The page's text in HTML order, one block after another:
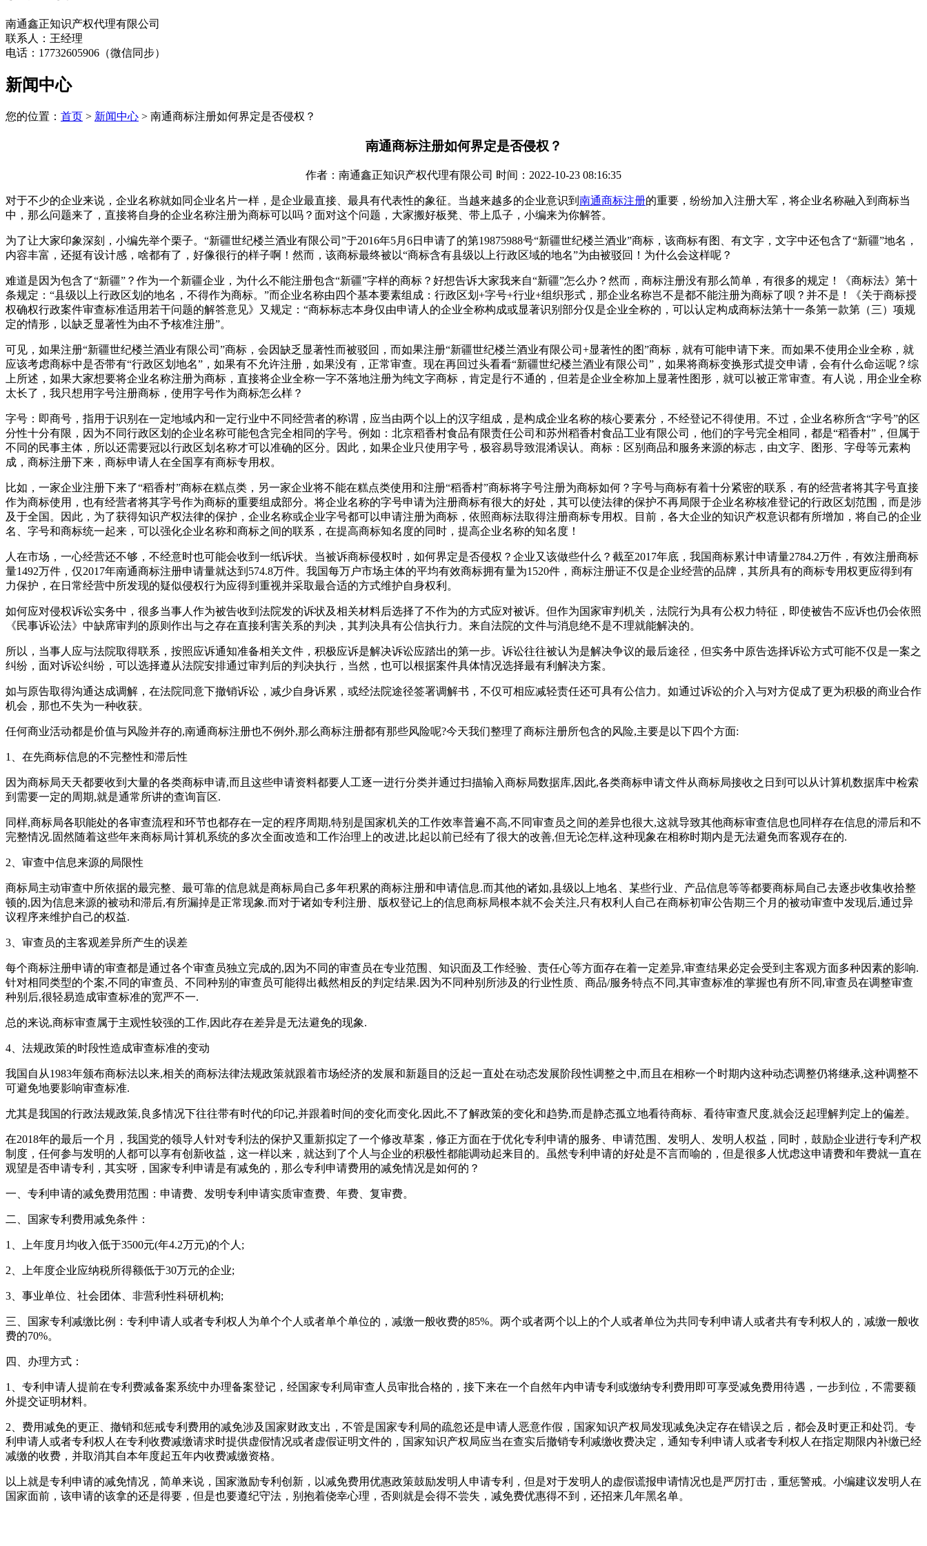
南通鑫正知识产权代理有限公司
联系人：王经理
电话：17732605906（微信同步）
新闻中心
您的位置： 首页 > 新闻中心 > 南通商标注册如何界定是否侵权？
南通商标注册如何界定是否侵权？
作者：南通鑫正知识产权代理有限公司 时间：2022-10-23 08:16:35
对于不少的企业来说，企业名称就如同企业名片一样，是企业最直接、最具有代表性的象征。当越来越多的企业意识到 南通商标注册的重要，纷纷加入注册大军，将企业名称融入到商标当
中，那么问题来了，直接将自身的企业名称注册为商标可以吗？面对这个问题，大家搬好板凳、带上瓜子，小编来为你解答。
为了让大家印象深刻，小编先举个栗子。“新疆世纪楼兰酒业有限公司”于2016年5月6日申请了的第19875988号“新疆世纪楼兰酒业”商标，该商标有图、有文字，文字中还包含了“新疆”地名，
内容丰富，还挺有设计感，啥都有了，好像很行的样子啊！然而，该商标最终被以“商标含有县级以上行政区域的地名”为由被驳回！为什么会这样呢？
难道是因为包含了“新疆”？作为一个新疆企业，为什么不能注册包含“新疆”字样的商标？好想告诉大家我来自“新疆”怎么办？然而，商标注册没有那么简单，有很多的规定！《商标法》第十
条规定：“县级以上行政区划的地名，不得作为商标。”而企业名称由四个基本要素组成：行政区划+字号+行业+组织形式，那企业名称岂不是都不能注册为商标了呗？并不是！《关于商标授
权确权行政案件审查标准适用若干问题的解答意见》又规定：“商标标志本身仅由申请人的企业全称构成或显著识别部分仅是企业全称的，可以认定构成商标法第十一条第一款第（三）项规
定的情形，以缺乏显著性为由不予核准注册”。
可见，如果注册“新疆世纪楼兰酒业有限公司”商标，会因缺乏显著性而被驳回，而如果注册“新疆世纪楼兰酒业有限公司+显著性的图”商标，就有可能申请下来。而如果不使用企业全称，就
应该考虑商标中是否带有“行政区划地名”，如果有不允许注册，如果没有，正常审查。现在再回过头看看“新疆世纪楼兰酒业有限公司”，如果将商标变换形式提交申请，会有什么命运呢？综
上所述，如果大家想要将企业名称注册为商标，直接将企业全称一字不落地注册为纯文字商标，肯定是行不通的，但若是企业全称加上显著性图形，就可以被正常审查。有人说，用企业全称
太长了，我只想用字号注册商标，使用字号作为商标怎么样？
字号：即商号，指用于识别在一定地域内和一定行业中不同经营者的称谓，应当由两个以上的汉字组成，是构成企业名称的核心要素分，不经登记不得使用。不过，企业名称所含“字号”的区
分性十分有限，因为不同行政区划的企业名称可能包含完全相同的字号。例如：北京稻香村食品有限责任公司和苏州稻香村食品工业有限公司，他们的字号完全相同，都是“稻香村”，但属于
不同的民事主体，所以还需要冠以行政区划名称才可以准确的区分。因此，如果企业只使用字号，极容易导致混淆误认。商标：区别商品和服务来源的标志，由文字、图形、字母等元素构
成，商标注册下来，商标申请人在全国享有商标专用权。
比如，一家企业注册下来了“稻香村”商标在糕点类，另一家企业将不能在糕点类使用和注册“稻香村”商标将字号注册为商标如何？字号与商标有着十分紧密的联系，有的经营者将其字号直接
作为商标使用，也有经营者将其字号作为商标的重要组成部分。将企业名称的字号申请为注册商标有很大的好处，其可以使法律的保护不再局限于企业名称核准登记的行政区划范围，而是涉
及于全国。因此，为了获得知识产权法律的保护，企业名称或企业字号都可以申请注册为商标，依照商标法取得注册商标专用权。目前，各大企业的知识产权意识都有所增加，将自己的企业
名、字号和商标统一起来，可以强化企业名称和商标之间的联系，在提高商标知名度的同时，提高企业名称的知名度！
人在市场，一心经营还不够，不经意时也可能会收到一纸诉状。当被诉商标侵权时，如何界定是否侵权？企业又该做些什么？截至2017年底，我国商标累计申请量2784.2万件，有效注册商标
量1492万件，仅2017年南通商标注册申请量就达到574.8万件。我国每万户市场主体的平均有效商标拥有量为1520件，商标注册证不仅是企业经营的品牌，其所具有的商标专用权更应得到有
力保护，在日常经营中所发现的疑似侵权行为应得到重视并采取最合适的方式维护自身权利。
如何应对侵权诉讼实务中，很多当事人作为被告收到法院发的诉状及相关材料后选择了不作为的方式应对被诉。但作为国家审判机关，法院行为具有公权力特征，即使被告不应诉也仍会依照
《民事诉讼法》中缺席审判的原则作出与之存在直接利害关系的判决，其判决具有公信执行力。来自法院的文件与消息绝不是不理就能解决的。
所以，当事人应与法院取得联系，按照应诉通知准备相关文件，积极应诉是解决诉讼应踏出的第一步。诉讼往往被认为是解决争议的最后途径，但实务中原告选择诉讼方式可能不仅是一案之
纠纷，面对诉讼纠纷，可以选择遵从法院安排通过审判后的判决执行，当然，也可以根据案件具体情况选择最有利解决方案。
如与原告取得沟通达成调解，在法院同意下撤销诉讼，减少自身诉累，或经法院途径签署调解书，不仅可相应减轻责任还可具有公信力。如通过诉讼的介入与对方促成了更为积极的商业合作
机会，那也不失为一种收获。
任何商业活动都是价值与风险并存的,南通商标注册也不例外,那么商标注册都有那些风险呢?今天我们整理了商标注册所包含的风险,主要是以下四个方面:
1、在先商标信息的不完整性和滞后性
因为商标局天天都要收到大量的各类商标申请,而且这些申请资料都要人工逐一进行分类并通过扫描输入商标局数据库,因此,各类商标申请文件从商标局接收之日到可以从计算机数据库中检索
到需要一定的周期,就是通常所讲的查询盲区.
同样,商标局各职能处的各审查流程和环节也都存在一定的程序周期,特别是国家机关的工作效率普遍不高,不同审查员之间的差异也很大,这就导致其他商标审查信息也同样存在信息的滞后和不
完整情况.固然随着这些年来商标局计算机系统的多次全面改造和工作治理上的改进,比起以前已经有了很大的改善,但无论怎样,这种现象在相称时期内是无法避免而客观存在的.
2、审查中信息来源的局限性
商标局主动审查中所依据的最完整、最可靠的信息就是商标局自己多年积累的商标注册和申请信息.而其他的诸如,县级以上地名、某些行业、产品信息等等都要商标局自己去逐步收集收拾整
顿的,因为信息来源的被动和滞后,有所漏掉是正常现象.而对于诸如专利注册、版权登记上的信息商标局根本就不会关注,只有权利人自己在商标初审公告期三个月的被动审查中发现后,通过异
议程序来维护自己的权益.
3、审查员的主客观差异所产生的误差
每个商标注册申请的审查都是通过各个审查员独立完成的,因为不同的审查员在专业范围、知识面及工作经验、责任心等方面存在着一定差异,审查结果必定会受到主客观方面多种因素的影响.
针对相同类型的个案,不同的审查员、不同种别的审查员可能得出截然相反的判定结果.因为不同种别所涉及的行业性质、商品/服务特点不同,其审查标准的掌握也有所不同,审查员在调整审查
种别后,很轻易造成审查标准的宽严不一.
总的来说,商标审查属于主观性较强的工作,因此存在差异是无法避免的现象.
4、法规政策的时段性造成审查标准的变动
我国自从1983年颁布商标法以来,相关的商标法律法规政策就跟着市场经济的发展和新题目的泛起一直处在动态发展阶段性调整之中,而且在相称一个时期内这种动态调整仍将继承,这种调整不
可避免地要影响审查标准.
尤其是我国的行政法规政策,良多情况下往往带有时代的印记,并跟着时间的变化而变化.因此,不了解政策的变化和趋势,而是静态孤立地看待商标、看待审查尺度,就会泛起理解判定上的偏差。
在2018年的最后一个月，我国党的领导人针对专利法的保护又重新拟定了一个修改草案，修正方面在于优化专利申请的服务、申请范围、发明人、发明人权益，同时，鼓励企业进行专利产权
制度，任何参与发明的人都可以享有创新收益，这一样以来，就达到了个人与企业的积极性都能调动起来目的。虽然专利申请的好处是不言而喻的，但是很多人忧虑这申请费和年费就一直在
观望是否申请专利，其实呀，国家专利申请是有减免的，那么专利申请费用的减免情况是如何的？
一、专利申请的减免费用范围：申请费、发明专利申请实质审查费、年费、复审费。
二、国家专利费用减免条件：
1、上年度月均收入低于3500元(年4.2万元)的个人;
2、上年度企业应纳税所得额低于30万元的企业;
3、事业单位、社会团体、非营利性科研机构;
三、国家专利减缴比例：专利申请人或者专利权人为单个个人或者单个单位的，减缴一般收费的85%。两个或者两个以上的个人或者单位为共同专利申请人或者共有专利权人的，减缴一般收
费的70%。
四、办理方式：
1、专利申请人提前在专利费减备案系统中办理备案登记，经国家专利局审查人员审批合格的，接下来在一个自然年内申请专利或缴纳专利费用即可享受减免费用待遇，一步到位，不需要额
外提交证明材料。
2、费用减免的更正、撤销和惩戒专利费用的减免涉及国家财政支出，不管是国家专利局的疏忽还是申请人恶意作假，国家知识产权局发现减免决定存在错误之后，都会及时更正和处罚。专
利申请人或者专利权人在专利收费减缴请求时提供虚假情况或者虚假证明文件的，国家知识产权局应当在查实后撤销专利减缴收费决定，通知专利申请人或者专利权人在指定期限内补缴已经
减缴的收费，并取消其自本年度起五年内收费减缴资格。
以上就是专利申请的减免情况，简单来说，国家激励专利创新，以减免费用优惠政策鼓励发明人申请专利，但是对于发明人的虚假谎报申请情况也是严厉打击，重惩警戒。小编建议发明人在
国家面前，该申请的该拿的还是得要，但是也要遵纪守法，别抱着侥幸心理，否则就是会得不尝失，减免费优惠得不到，还招来几年黑名单。